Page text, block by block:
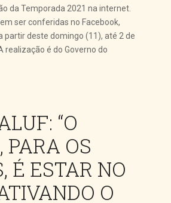
da Temporada 2021 na internet.
ser conferidas no Facebook,
partir deste domingo (11), até 2 de
realização é do Governo do
“O
OS
É ESTAR NO
O